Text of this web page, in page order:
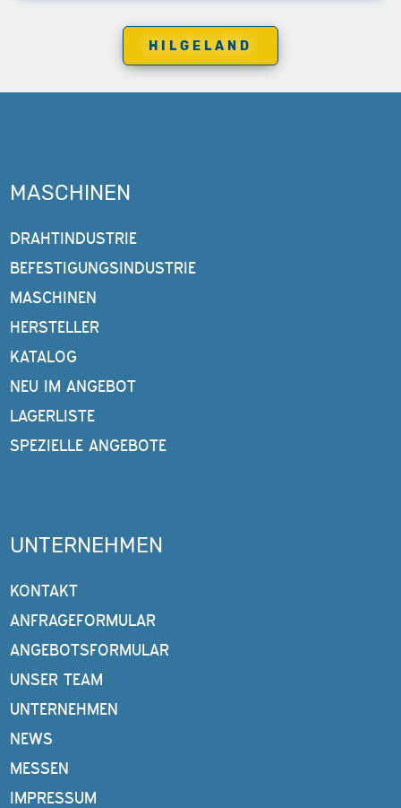
HILGELAND
MASCHINEN
DRAHTINDUSTRIE
BEFESTIGUNGSINDUSTRIE
MASCHINEN
HERSTELLER
KATALOG
NEU IM ANGEBOT
LAGERLISTE
SPEZIELLE ANGEBOTE
UNTERNEHMEN
KONTAKT
ANFRAGEFORMULAR
ANGEBOTSFORMULAR
UNSER TEAM
UNTERNEHMEN
NEWS
MESSEN
IMPRESSUM